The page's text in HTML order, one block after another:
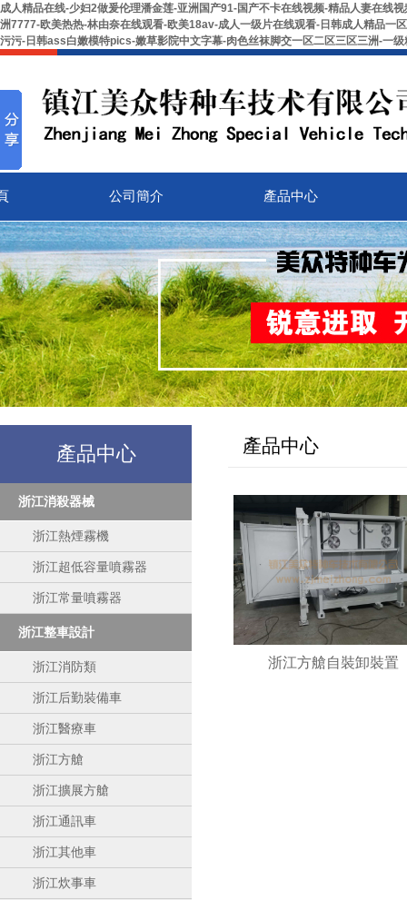
成人精品在线-少妇2做爰伦理潘金莲-亚洲国产91-国产不卡在线视频-精品人妻在
洲7777-欧美热热-林由奈在线观看-欧美18av-成人一级片在线观看-日韩成人精品
污污-日韩ass白嫩模特pics-嫩草影院中文字幕-肉色丝袜脚交一区二区三区三洲-一
公司簡介 產品中心
產品中心
浙江消殺器械
浙江熱煙霧機
浙江超低容量噴霧器
浙江常量噴霧器
浙江整車設計
浙江消防類
浙江后勤裝備車
浙江醫療車
浙江方艙
浙江擴展方艙
浙江通訊車
浙江其他車
浙江炊事車
產品中心
浙江方艙自裝卸裝置